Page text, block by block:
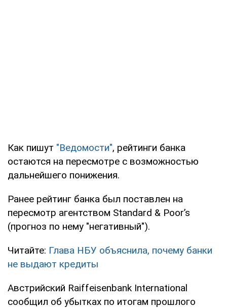
Как пишут "Ведомости", рейтинги банка
остаются на пересмотре с возможностью
дальнейшего понижения.
Ранее рейтинг банка был поставлен на
пересмотр агентством Standard & Poor’s
(прогноз по нему "негативный").
Читайте: Глава НБУ объяснила, почему банки
не выдают кредиты
Австрийский Raiffeisenbank International
сообщил об убытках по итогам прошлого